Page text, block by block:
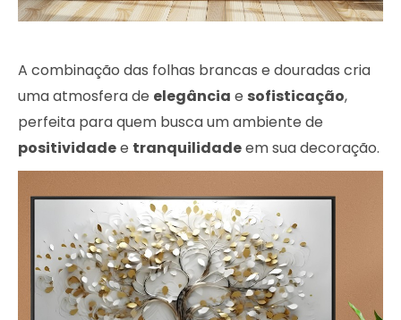
A combinação das folhas brancas e douradas cria
uma atmosfera de elegância e sofisticação,
perfeita para quem busca um ambiente de
positividadee tranquilidadeem sua decoração.